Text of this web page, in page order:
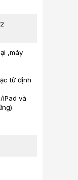
,máy
từ định
iPad và